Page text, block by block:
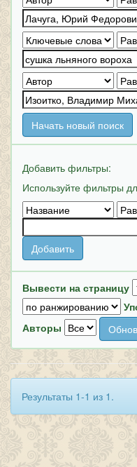
Начать новый поиск
Добавить фильтры:
Используйте фильтры
Вывести на страницу
Авторы
Результаты 1-1 из 1.